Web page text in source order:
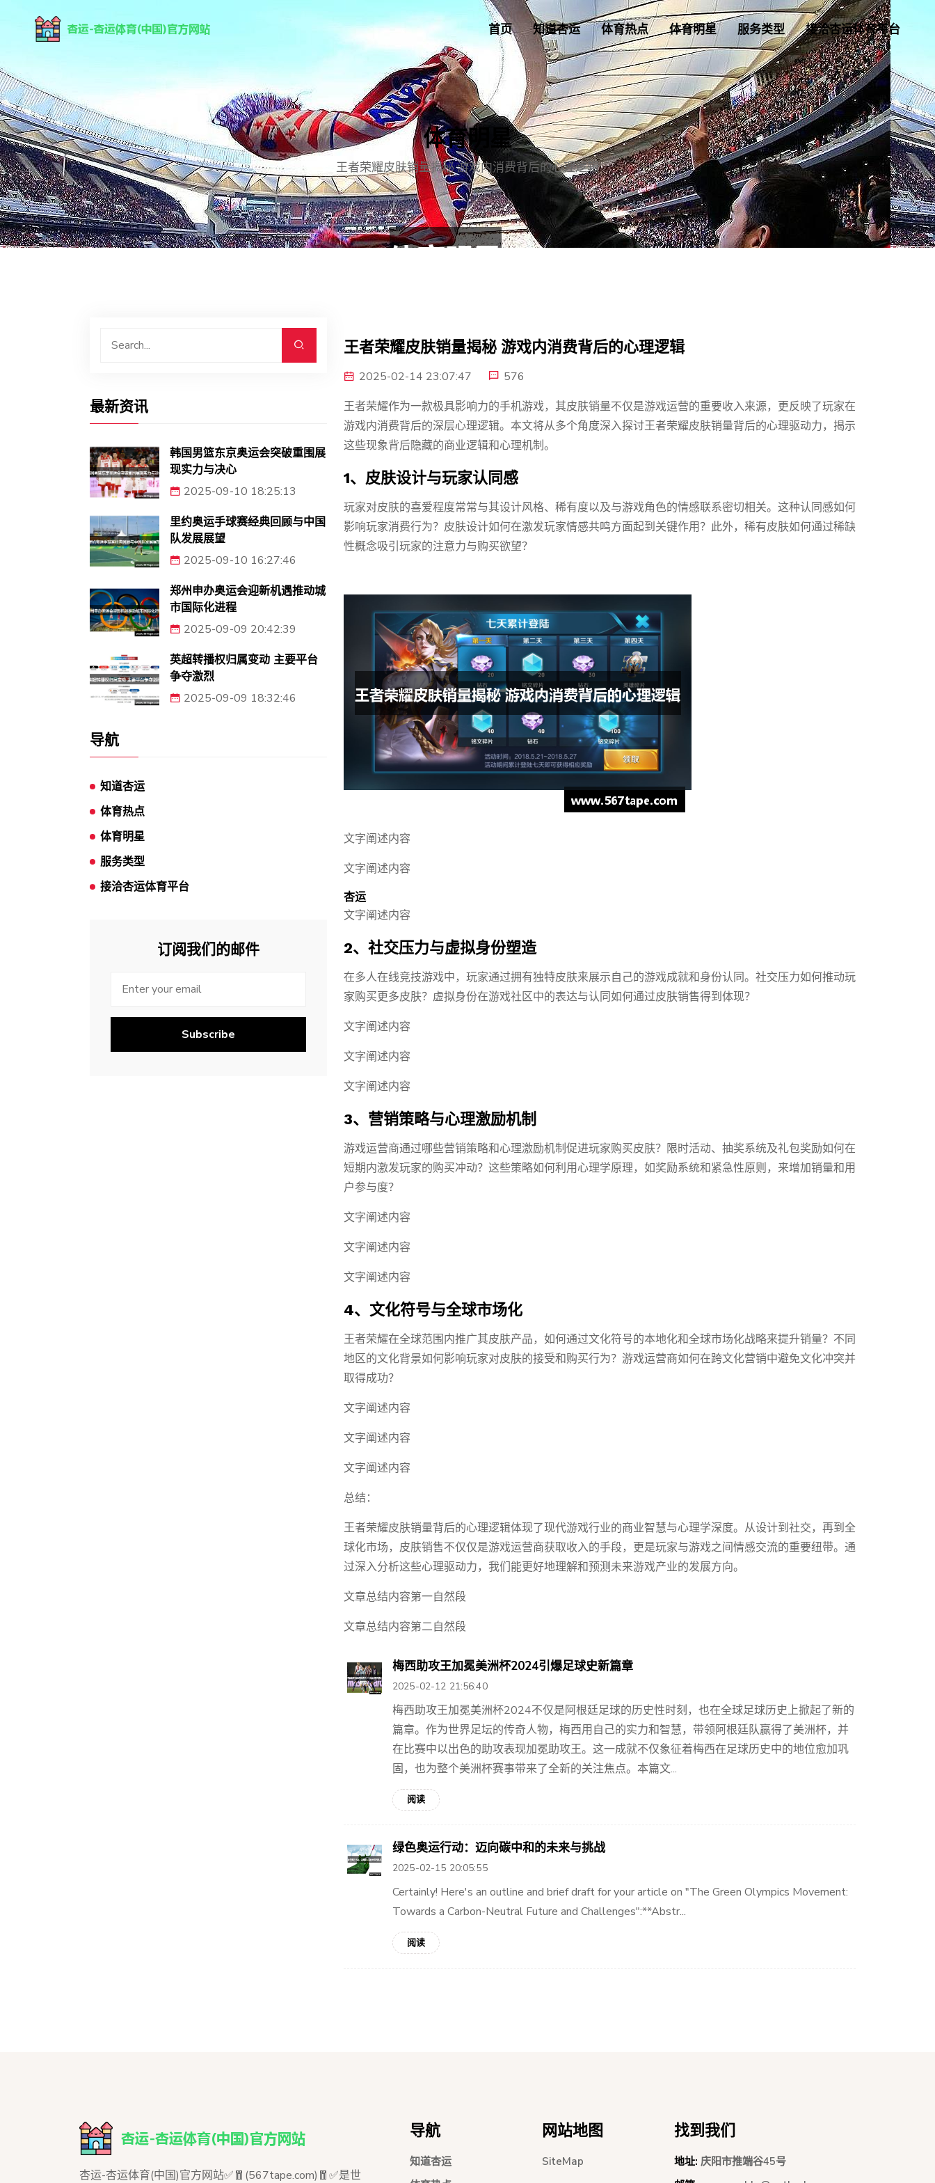
首页 知道杏运 体育热点 体育明星 服务类型 接洽杏运体育平台
体育明星
王者荣耀皮肤销量揭秘 游戏内消费背后的心理逻辑
最新资讯
韩国男篮东京奥运会突破重围展
现实力与决心
2025-09-10 18:25:13
里约奥运手球赛经典回顾与中国
队发展展望
2025-09-10 16:27:46
郑州申办奥运会迎新机遇推动城
市国际化进程
2025-09-09 20:42:39
英超转播权归属变动 主要平台
争夺激烈
2025-09-09 18:32:46
导航
知道杏运
体育热点
体育明星
服务类型
接洽杏运体育平台
订阅我们的邮件
Subscribe
王者荣耀皮肤销量揭秘 游戏内消费背后的心理逻辑
2025-02-14 23:07:47
576
王者荣耀作为一款极具影响力的手机游戏，其皮肤销量不仅是游戏运营的重要收入来源，更反映了玩家在
游戏内消费背后的深层心理逻辑。本文将从多个角度深入探讨王者荣耀皮肤销量背后的心理驱动力，揭示
这些现象背后隐藏的商业逻辑和心理机制。
1、皮肤设计与玩家认同感
玩家对皮肤的喜爱程度常常与其设计风格、稀有度以及与游戏角色的情感联系密切相关。这种认同感如何
影响玩家消费行为？皮肤设计如何在激发玩家情感共鸣方面起到关键作用？此外，稀有皮肤如何通过稀缺
性概念吸引玩家的注意力与购买欲望？
文字阐述内容
文字阐述内容
杏运
文字阐述内容
2、社交压力与虚拟身份塑造
在多人在线竞技游戏中，玩家通过拥有独特皮肤来展示自己的游戏成就和身份认同。社交压力如何推动玩
家购买更多皮肤？虚拟身份在游戏社区中的表达与认同如何通过皮肤销售得到体现？
文字阐述内容
文字阐述内容
文字阐述内容
3、营销策略与心理激励机制
游戏运营商通过哪些营销策略和心理激励机制促进玩家购买皮肤？限时活动、抽奖系统及礼包奖励如何在
短期内激发玩家的购买冲动？这些策略如何利用心理学原理，如奖励系统和紧急性原则，来增加销量和用
户参与度？
文字阐述内容
文字阐述内容
文字阐述内容
4、文化符号与全球市场化
王者荣耀在全球范围内推广其皮肤产品，如何通过文化符号的本地化和全球市场化战略来提升销量？不同
地区的文化背景如何影响玩家对皮肤的接受和购买行为？游戏运营商如何在跨文化营销中避免文化冲突并
取得成功？
文字阐述内容
文字阐述内容
文字阐述内容
总结：
王者荣耀皮肤销量背后的心理逻辑体现了现代游戏行业的商业智慧与心理学深度。从设计到社交，再到全
球化市场，皮肤销售不仅仅是游戏运营商获取收入的手段，更是玩家与游戏之间情感交流的重要纽带。通
过深入分析这些心理驱动力，我们能更好地理解和预测未来游戏产业的发展方向。
文章总结内容第一自然段
文章总结内容第二自然段
梅西助攻王加冕美洲杯2024引爆足球史新篇章
2025-02-12 21:56:40
梅西助攻王加冕美洲杯2024不仅是阿根廷足球的历史性时刻，也在全球足球历史上掀起了新的
篇章。作为世界足坛的传奇人物，梅西用自己的实力和智慧，带领阿根廷队赢得了美洲杯，并
在比赛中以出色的助攻表现加冕助攻王。这一成就不仅象征着梅西在足球历史中的地位愈加巩
固，也为整个美洲杯赛事带来了全新的关注焦点。本篇文...
阅读
绿色奥运行动：迈向碳中和的未来与挑战
2025-02-15 20:05:55
Certainly! Here's an outline and brief draft for your article on "The Green Olympics Movement:
Towards a Carbon-Neutral Future and Challenges":**Abstr...
阅读
杏运-杏运体育(中国)官方网站✅🧧(567tape.com)🧧✅是世
导航
知道杏运
网站地图
SiteMap
找到我们
地址: 庆阳市推端谷45号